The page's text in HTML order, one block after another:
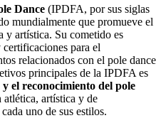
Dance (IPDFA, por sus siglas
mundialmente que promueve el
y artística. Su cometido es
certificaciones para el
relacionados con el pole dance
principales de la IPDFA es
el reconocimiento del pole
artística y de
uno de sus estilos.